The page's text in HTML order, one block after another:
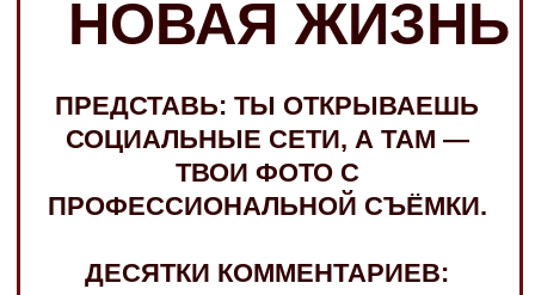
УВЕДОМЛЕНИЙ. ТЫ НЕ ПРОСТО
«МАМА» ИЛИ «БАБУШКА».
ТЕБЯ ЗАМЕЧАЮТ. ТЕБЯ
ПРИГЛАШАЮТ. ТЫ СНОВА В
ИГРЕ.